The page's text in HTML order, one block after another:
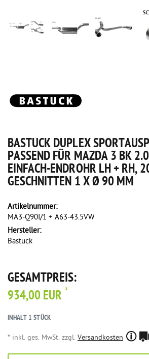
BASTUCK DUPLEX
PASSEND FÜR MAZDA 3 BK
EINFACH-ENDROHR LH + RH,
GESCHNITTEN 1 X Ø 90 MM
Artikelnummer:
MA3-Q90I/1 + A63-43.5VW
Hersteller:
Bastuck
GESAMTPREIS:
934,00 EUR *
INHALT 1STÜCK
* inkl. ges. MwSt. zzgl. Versandkosten